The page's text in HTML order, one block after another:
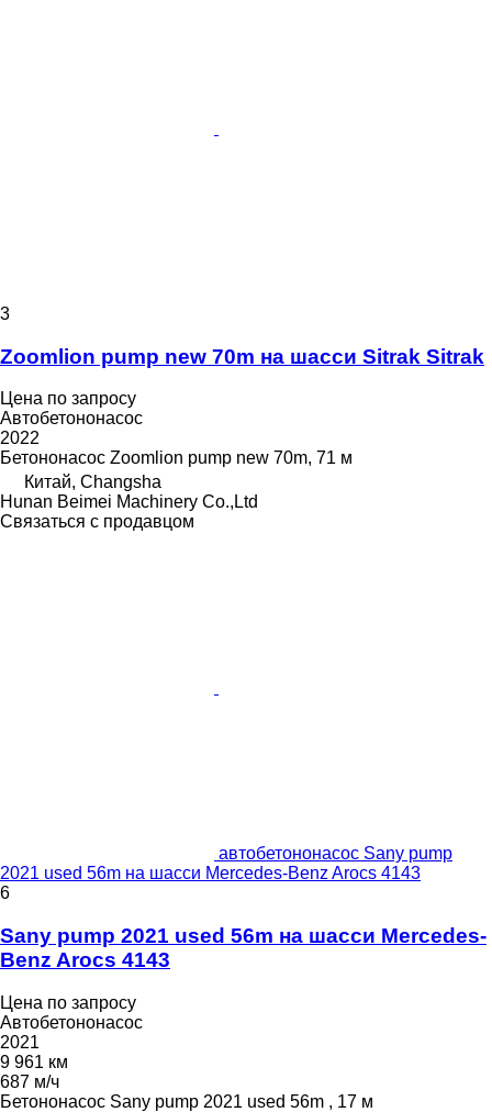
3
Zoomlion pump new 70m на шасси Sitrak Sitrak
Цена по запросу
Автобетононасос
2022
Бетононасос Zoomlion pump new 70m, 71 м
Китай, Changsha
Hunan Beimei Machinery Co.,Ltd
Связаться с продавцом
автобетононасос Sany pump
2021 used 56m на шасси Mercedes-Benz Arocs 4143
6
Sany pump 2021 used 56m на шасси Mercedes-
Benz Arocs 4143
Цена по запросу
Автобетононасос
2021
9 961 км
687 м/ч
Бетононасос Sany pump 2021 used 56m , 17 м